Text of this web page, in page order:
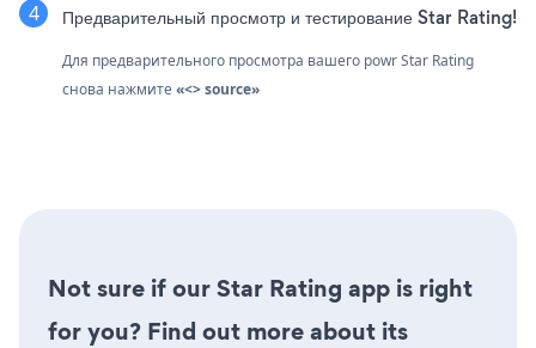
Предварительный просмотр и тестирование Star Rating!
Для предварительного просмотра вашего powr Star Rating
снова нажмите«<> source»
Not sure if our Star Rating app is right
for you? Find out more about its